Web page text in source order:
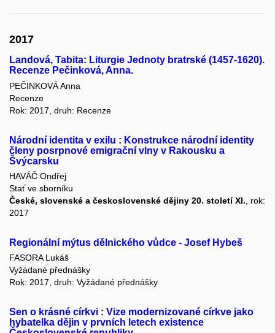
2017
Landová, Tabita: Liturgie Jednoty bratrské (1457-1620).
Recenze Pečinková, Anna.
PEČINKOVÁ Anna
Recenze
Rok: 2017, druh: Recenze
Národní identita v exilu : Konstrukce národní identity
členy posrpnové emigrační vlny v Rakousku a
Švýcarsku
HAVÁČ Ondřej
Stať ve sborníku
České, slovenské a československé dějiny 20. století XI. , rok:
2017
Regionální mýtus dělnického vůdce - Josef Hybeš
FASORA Lukáš
Vyžádané přednášky
Rok: 2017, druh: Vyžádané přednášky
Sen o krásné církvi : Vize modernizované církve jako
hybatelka dějin v prvních letech existence